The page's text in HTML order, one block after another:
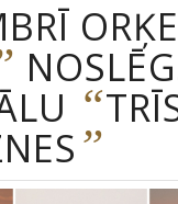
“
”